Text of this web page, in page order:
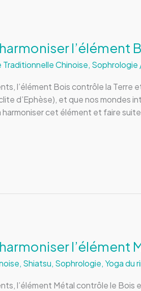
l’élément
Traditionnelle Chinoise, Sophrologie
l’élément Bois contrôle la Terre
d’Ephèse), et que nos mondes
cet élément et faire
l’élément
, Shiatsu, Sophrologie,Yoga du
l’élément Métal contrôle le Bois